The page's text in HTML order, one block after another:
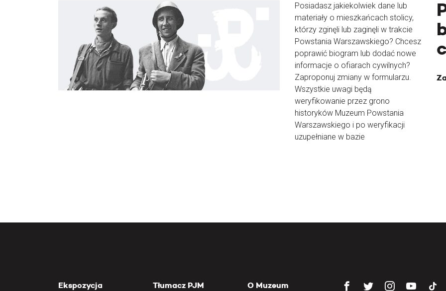
Posiadasz jakiekolwiek dane lub
materiały o mieszkańcach stolicy,
którzy zginęli lub zaginęli w trakcie
Powstania Warszawskiego? Chcesz
poprawić biogram lub dodać nowe
informacje o ofiarach cywilnych?
Zaproponuj zmiany w formularzu.
Wszystkie uwagi będą
weryfikowanie przez grono
historyków Muzeum Powstania
Warszawskiego i po weryfikacji
uzupełniane w bazie
Ekspozycja
Tłumacz PJM
O Muzeum